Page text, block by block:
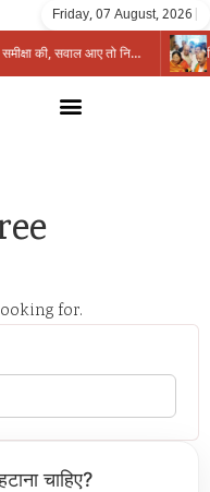
Friday, 07 August, 2026
मंत्री आईं, समीक्षा की, सवाल आए तो निकल गईं – खाली जयंत चौंकीं पर नहीं दिया जवाब
for.
चाहिए?